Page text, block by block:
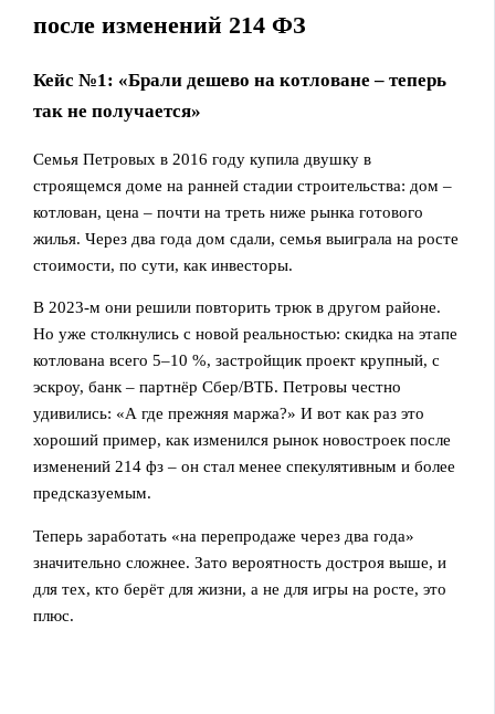
после изменений 214 ФЗ
Кейс №1: «Брали дешево на котловане – теперь
так не получается»
Семья Петровых в 2016 году купила двушку в
строящемся доме на ранней стадии строительства: дом –
котлован, цена – почти на треть ниже рынка готового
жилья. Через два года дом сдали, семья выиграла на росте
стоимости, по сути, как инвесторы.
В 2023‑м они решили повторить трюк в другом районе.
Но уже столкнулись с новой реальностью: скидка на этапе
котлована всего 5–10 %, застройщик проект крупный, с
эскроу, банк – партнёр Сбер/ВТБ. Петровы честно
удивились: «А где прежняя маржа?» И вот как раз это
хороший пример, как изменился рынок новостроек после
изменений 214 фз – он стал менее спекулятивным и более
предсказуемым.
Теперь заработать «на перепродаже через два года»
значительно сложнее. Зато вероятность достроя выше, и
для тех, кто берёт для жизни, а не для игры на росте, это
плюс.